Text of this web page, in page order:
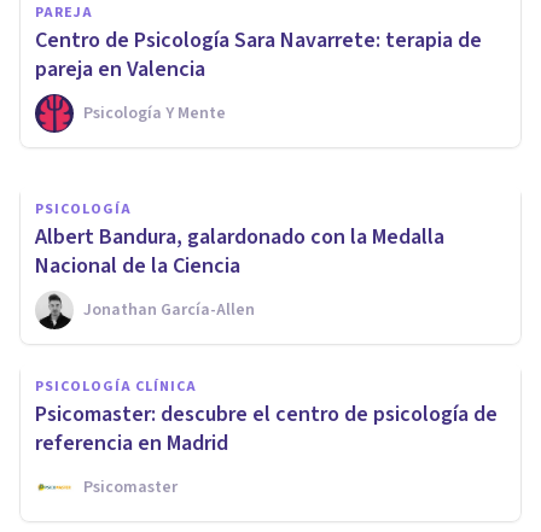
PAREJA
Centro de Psicología Sara Navarrete: terapia de
pareja en Valencia
Psicología Y Mente
​Los 7 mejores Másters en
terapia psicológica
Psicología Y Mente
PSICOLOGÍA
​Albert Bandura, galardonado con la Medalla
Nacional de la Ciencia
Jonathan García-Allen
PSICOLOGÍA CLÍNICA
Psicomaster: descubre el centro de psicología de
referencia en Madrid
Psicomaster